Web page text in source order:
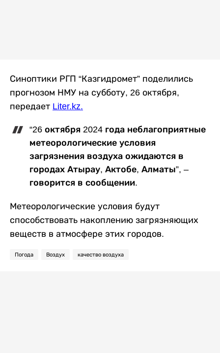
Синоптики РГП “Казгидромет” поделились
прогнозом НМУ на субботу, 26 октября,
передает Liter.kz.
“26 октября 2024 года неблагоприятные
метеорологические условия
загрязнения воздуха ожидаются в
городах Атырау, Актобе, Алматы”, –
говорится в сообщении.
Метеорологические условия будут
способствовать накоплению загрязняющих
веществ в атмосфере этих городов.
Погода Воздух качество воздуха